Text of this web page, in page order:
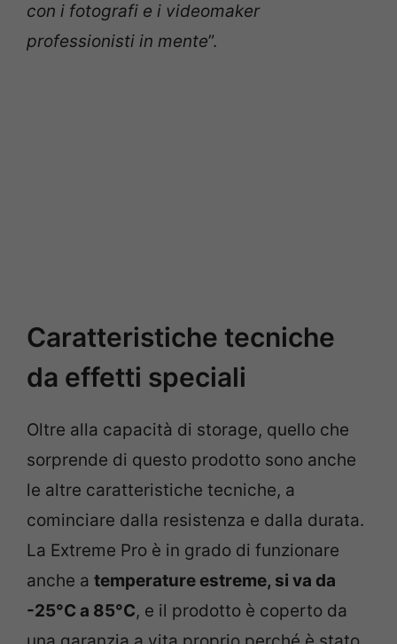
con i fotografi e i videomaker
professionisti in mente”.
Caratteristiche tecniche
da effetti speciali
Oltre alla capacità di storage, quello che
sorprende di questo prodotto sono anche
le altre caratteristiche tecniche, a
cominciare dalla resistenza e dalla durata.
La Extreme Pro è in grado di funzionare
anche a temperature estreme, si va da
-25°C a 85°C, e il prodotto è coperto da